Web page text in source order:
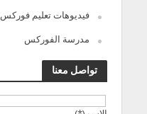
فيديوهات تعليم فوركس
مدرسة الفوركس
تواصل معنا